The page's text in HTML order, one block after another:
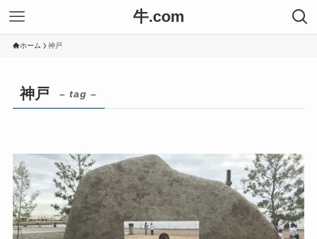
牛.com
ホーム 神戸
神戸 – tag –